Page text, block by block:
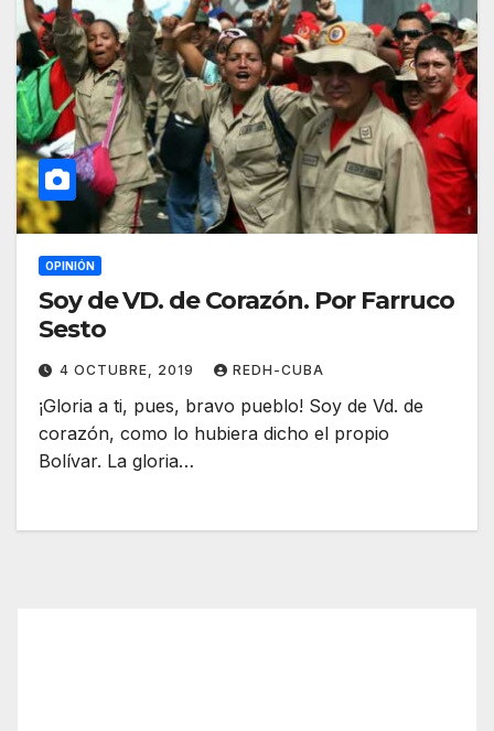
OPINIÓN
Soy de VD. de Corazón. Por Farruco
Sesto
4 OCTUBRE, 2019 REDH-CUBA
¡Gloria a ti, pues, bravo pueblo! Soy de Vd. de
corazón, como lo hubiera dicho el propio
Bolívar. La gloria…